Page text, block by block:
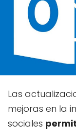
Las
mejoras en la
sociales